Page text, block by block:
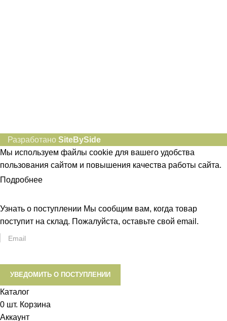
Разработано SiteBySide
Мы используем файлы cookie для вашего удобства
пользования сайтом и повышения качества работы сайта.
Подробнее
Узнать о поступлении Мы сообщим вам, когда товар
поступит на склад. Пожалуйста, оставьте свой email.
УВЕДОМИТЬ О ПОСТУПЛЕНИИ
Каталог
0 шт. Корзина
Аккаунт